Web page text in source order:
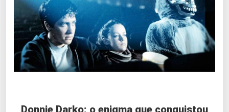
Donnie Darko: o enigma que conquistou